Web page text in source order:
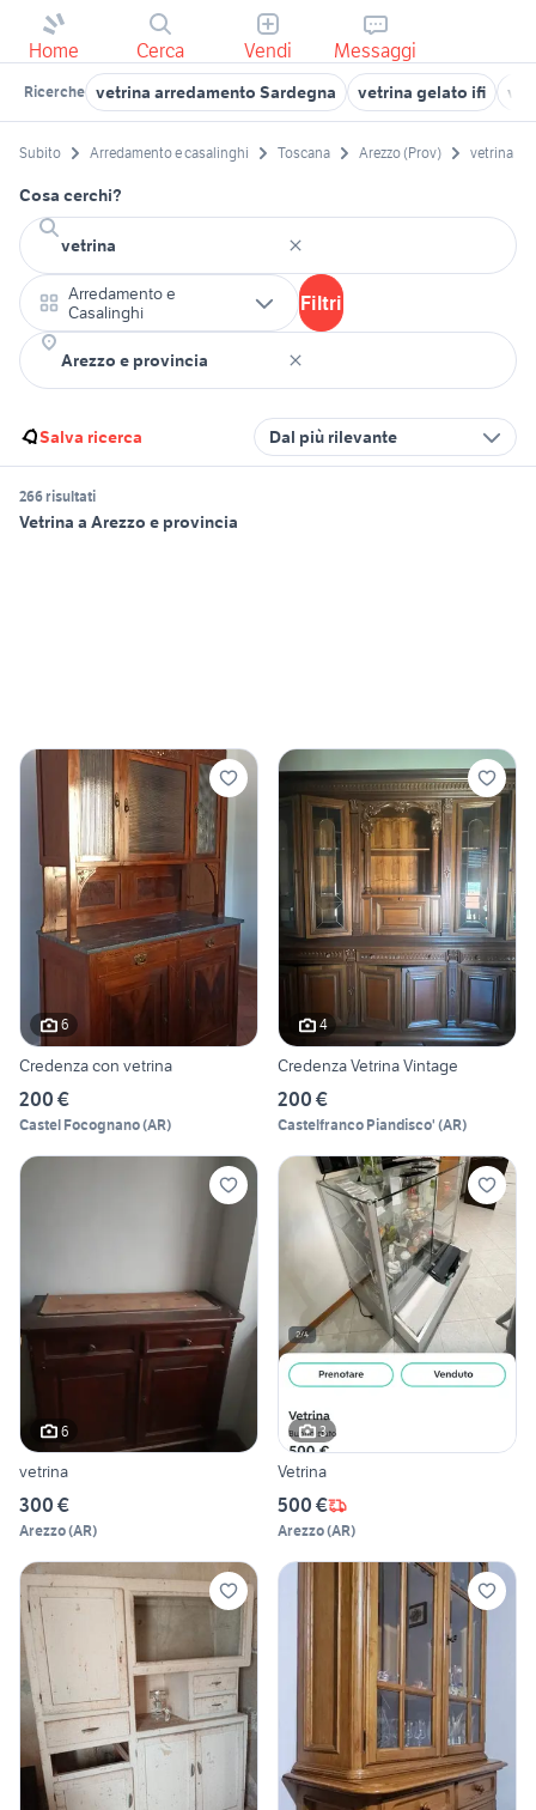
Home Cerca Vendi Messaggi
Ricerche vetrina arredamento Sardegna vetrina gelato ifi
Subito Arredamento e casalinghi Toscana Arezzo (Prov) vetrina
Cosa cerchi?
Arredamento e
Casalinghi
Filtri
Salva ricerca Dal più rilevante
266 risultati
Vetrina a Arezzo e provincia
6
Credenza con vetrina
200 €
Castel Focognano(AR)
4
Credenza Vetrina Vintage
200 €
Castelfranco Piandisco' (AR)
6
vetrina
300 €
Arezzo(AR)
3
Vetrina
500 €
Arezzo(AR)